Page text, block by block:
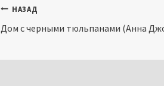
Навигация
по
НАЗАД
Дом с черными тюльпанами (Анна